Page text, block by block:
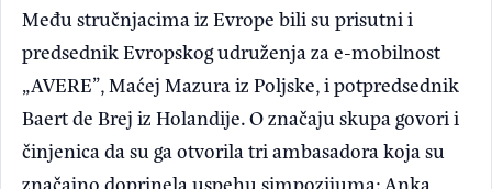
Među stručnjacima iz Evrope bili su prisutni i
predsednik Evropskog udruženja za e-mobilnost
„AVERE”, Maćej Mazura iz Poljske, i potpredsednik
Baert de Brej iz Holandije. O značaju skupa govori i
činjenica da su ga otvorila tri ambasadora koja su
značajno doprinela uspehu simpozijuma: Anka